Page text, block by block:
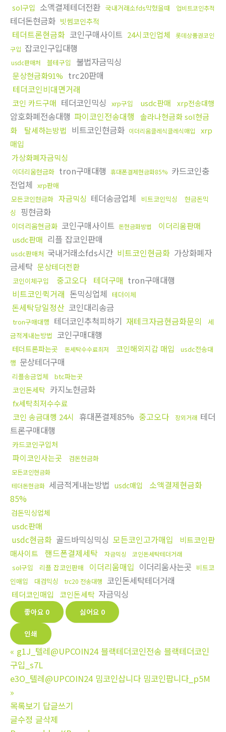
sol구입 소액결제테더전환 국내거래소fds막혔을때 업비트코인추적
테더돈현금화 빗썸코인추적
테더트론현금화 코인구매사이트 24시코인업체
롯데상품권코인
구입 잡코인구입대행
usdc판매처 블테구입 불법자금믹싱
문상현금화91% trc20판매
테더코인비대면거래
코인 카드구매 테더코인믹싱 xrp구입 usdc판매 xrp전송대행
암호화폐전송대행 파이코인전송대행
솔라나현금화 sol현금
화
탈세하는방법 비트코인현금화 이더리움클레식클레식매입
xrp
매입
가상화폐자금믹싱
이더리움현금화 tron구매대행 휴대폰결제현금화85% 카드코인충
전업체 xrp판매
모든코인현금화 자금믹싱 테더송금업체 비트코인믹싱
현금돈믹
싱
핑현금화
이더리움현금화 코인구매사이트 돈현금화방법
이더리움판매
usdc판매 리플 잡코인판매
usdc판매처 국내거래소fds시간 비트코인현금화 가상화폐자
금세탁 문상테더전환
코인이체구입 중고오다 테더구매 tron구매대행
비트코인퀵거래 돈믹싱업체 테더이체
돈세탁당일정산 코인대리송금
tron구매대행 테더코인추척피하기 재테크자금현금화문의
세
금적게내는방법 코인구매대행
테더트론파는곳 돈세탁수수료최저 코인해외지갑 매입
usdc전송대
행 문상테더구매
리플송금업체 btc파는곳
코인돈세탁 카지노현금화
fx세탁최저수수료
코인 송금대행 24시
휴대폰결제85% 중고오다 장외거래 테더
트론구매대행
카드코인구입처
파이코인사는곳 검돈현금화
모든코인현금화
테더돈현금화 세금적게내는방법 usdc매입
소액결제현금화
85%
검돈믹싱업체
usdc판매
usdc현금화 골드바믹싱믹싱 모든코인고가매입
비트코인판
매사이트
핸드폰결제세탁 자금믹싱 코인돈세탁테더거래
sol구입 리플 잡코인판매 이더리움매입 이더리움사는곳 비트코
인매입
대검믹싱 trc20 전송대행 코인돈세탁테더거래
테더코인매입 코인돈세탁 자금믹싱
좋아요 0 싫어요 0
인쇄
« g1J_텔레@UPCOIN24 블랙테더코인전송 블랙테더코인
구입_s7L
e3O_텔레@UPCOIN24 밈코인삽니다 밈코인팝니다_p5M
»
목록보기 답글쓰기
글수정 글삭제